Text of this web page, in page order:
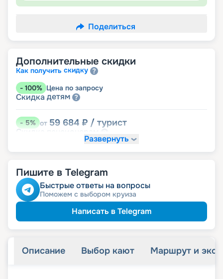
Поделиться
Дополнительные скидки
Как получить скидку
- 100% Цена по запросу
Скидка детям
-5% от 59 684 ₽ / турист
Скидка
Развернуть
Пишите в Telegram
Быстрые ответы на вопросы
Поможем с выбором круиза
Написать в Telegram
Описание Выбор кают Маршрут и